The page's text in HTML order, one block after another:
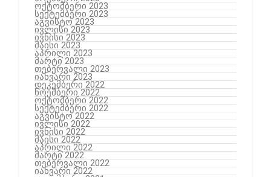
ოქტომბერი 2023
სექტემბერი 2023
აგვისტო 2023
ივლისი 2023
ივნისი 2023
მაისი 2023
აპრილი 2023
მარტი 2023
თებერვალი 2023
იანვარი 2023
დეკემბერი 2022
ნოემბერი 2022
ოქტომბერი 2022
სექტემბერი 2022
აგვისტო 2022
ივლისი 2022
ივნისი 2022
მაისი 2022
აპრილი 2022
მარტი 2022
თებერვალი 2022
იანვარი 2022